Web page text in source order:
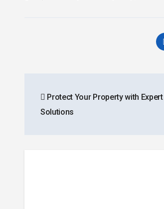
navigation
Protect Your Property with
Solutions